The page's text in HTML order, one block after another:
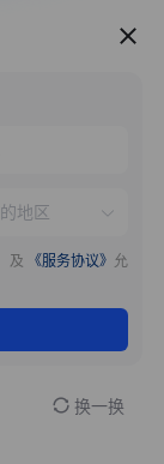
服务推荐
及 《服务协议》 允
换一换